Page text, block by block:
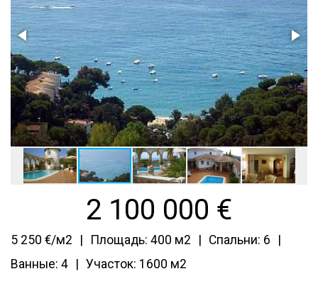
2 100 000 €
5 250 €/м2 Площадь: 400 м2
Спальни: 6
Ванные: 4
Участок: 1600 м2